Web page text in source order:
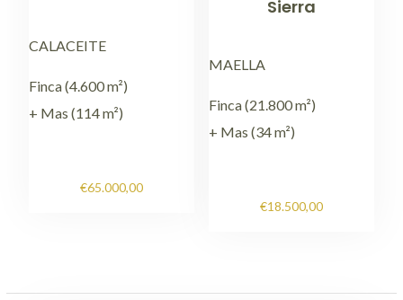
CALACEITE
Finca (4.600 m²)
+ Mas (114 m²)
€65.000,00
Sierra
MAELLA
Finca (21.800 m²)
+ Mas (34 m²)
€18.500,00